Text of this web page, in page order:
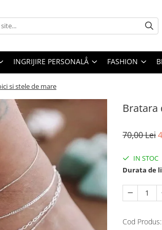
INGRIJIRE PERSONALẲ FASHION
si stele de mare
Bratara
70,00 Lei
IN STOC
Durata de
Cod Produs: